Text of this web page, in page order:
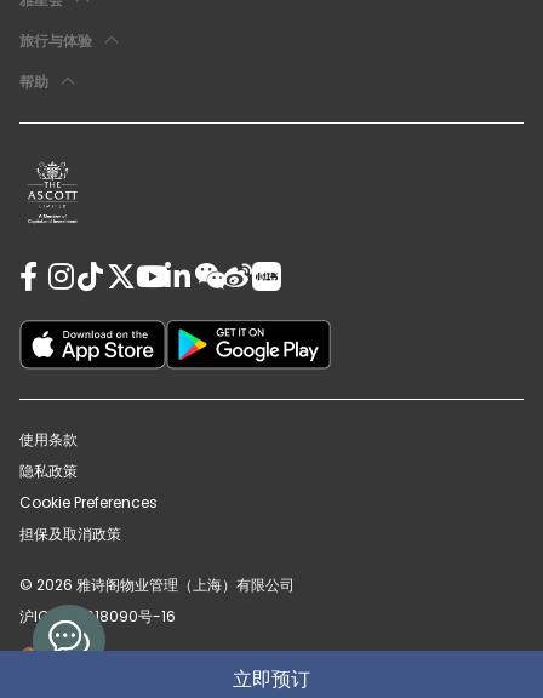
立即预订
旅行与体验
帮助
使用条款
隐私政策
Cookie Preferences
担保及取消政策
© 2026 雅诗阁物业管理（上海）有限公司
沪ICP备12018090号-16
沪公网安备31010102008391号